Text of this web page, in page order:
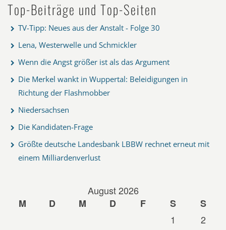
Top-Beiträge und Top-Seiten
TV-Tipp: Neues aus der Anstalt - Folge 30
Lena, Westerwelle und Schmickler
Wenn die Angst größer ist als das Argument
Die Merkel wankt in Wuppertal: Beleidigungen in
Richtung der Flashmobber
Niedersachsen
Die Kandidaten-Frage
Größte deutsche Landesbank LBBW rechnet erneut mit
einem Milliardenverlust
August 2026
M
D M D F S
S
1
2